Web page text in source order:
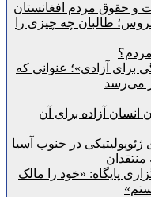
مردم افغانستان
چه چیزی را
آزادی»؛ عنوانی که
آزاده برای آن
در جنوب آسیا
«خود را مالک